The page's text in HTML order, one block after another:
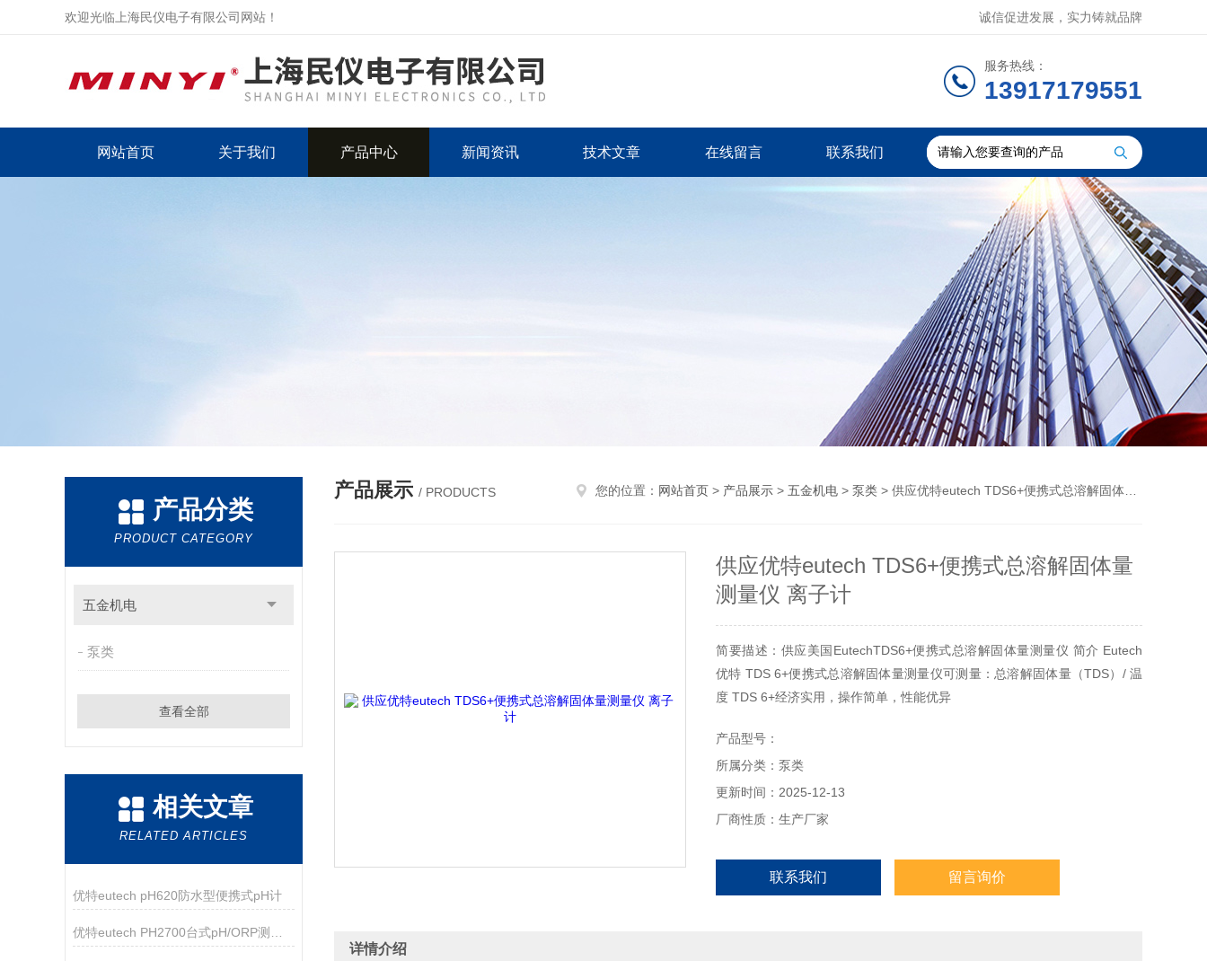
欢迎光临上海民仪电子有限公司网站！ 诚信促进发展，实力铸就品牌
服务热线：
13917179551
网站首页 关于我们 产品中心 新闻资讯 技术文章 在线留言 联系我们
产品分类
PRODUCT CATEGORY
五金机电
泵类
查看全部
相关文章
RELATED ARTICLES
优特eutech pH620防水型便携式pH计
产品展示 / PRODUCTS 您的位置： 网站首页 > 产品展示 > 五金机电 > 泵类 > 供应优特eutech TDS6+便携式总溶解固体量测量仪 离子计
供应优特eutech TDS6+便携式总溶解固体量
测量仪 离子计
简要描述：供应美国EutechTDS6+便携式总溶解固体量测量仪 简介 Eutech
优特 TDS 6+便携式总溶解固体量测量仪可测量：总溶解固体量（TDS）/ 温
度 TDS 6+经济实用，操作简单，性能优异
产品型号：
所属分类：泵类
更新时间：2025-12-13
厂商性质：生产厂家
联系我们 留言询价
详情介绍